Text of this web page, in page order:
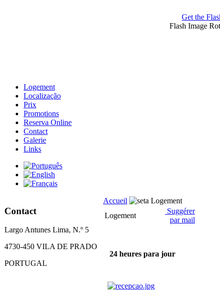
Get the
Flash Image
Logement
Localização
Prix
Promotions
Reserva Online
Contact
Galerie
Links
Contact
Largo Antunes Lima, N.º 5
4730-450 VILA DE PRADO
PORTUGAL
Accueil
Logement
Logement
Suggérer
par mail
24 heures para jour